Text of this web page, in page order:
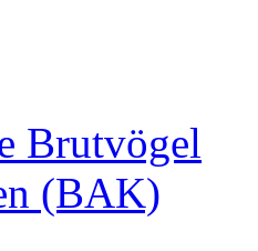
Brutvögel
(BAK)